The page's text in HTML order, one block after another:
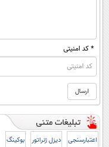
* کد امنیتی
اعتبارسنجی دیزل ژنراتور بوکینگ